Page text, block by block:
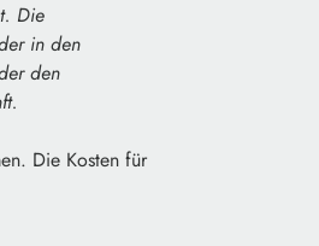
Die
in den
den
Die Kosten für